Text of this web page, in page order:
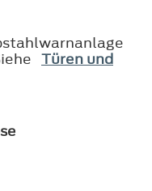
Türen und